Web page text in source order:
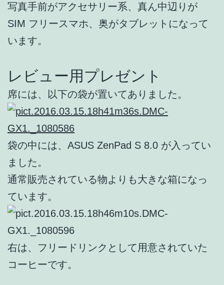
写真手前がアクセサリー系、真ん中辺りが
SIM フリースマホ、奥がタブレットになって
います。
レビュー用プレゼント
席には、以下の袋が置いてありました。
袋の中には、ASUS ZenPad S 8.0 が入ってい
ました。
通常販売されている物よりも大きな箱になっ
ています。
右は、フリードリンクとして用意されていた
コーヒーです。